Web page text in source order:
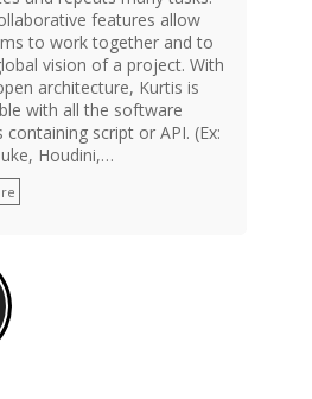
features allow
to work together and to
vision of a project. With
architecture, Kurtis is
with all the software
containing script or API. (Ex:
Houdini,…